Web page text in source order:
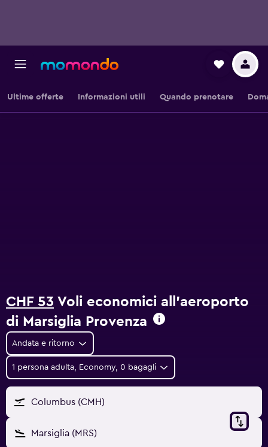
Ultime offerte Informazioni utili Quando prenotare
CHF 53 Voli economici all'aeroporto
di Marsiglia Provenza
Andata e ritorno
1 persona adulta, Economy, 0 bagagli
Columbus (CMH)
Marsiglia (MRS)